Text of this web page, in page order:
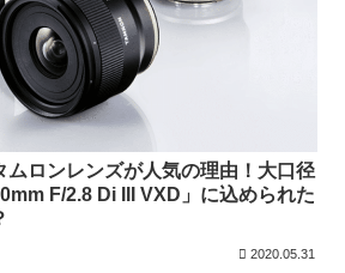
ムロンレンズが人気の理由！大口径
F/2.8 Di III VXD」に込められた
2020.05.31